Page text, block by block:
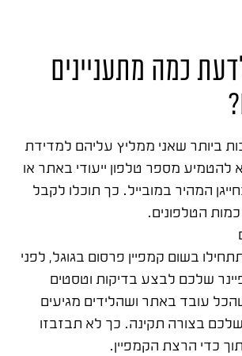
כמה מתעניינים
ביותר שאני ממליץ עליהם למדידת
להטמיע מספר טלפון ייעודי באתר או
המהיר במובייל. כך תוכלו לקבל
הטלפונים.
בשום קמפיין פרסום בגוגל, לפני
שלכם לבצע בדיקות וטסטים
עובד באתר ושהלידים מגיעים
למערכת ה-CRM שלכם בצורה תקינה. כך לא תבזבזו
כדי הרצת הקמפיין.